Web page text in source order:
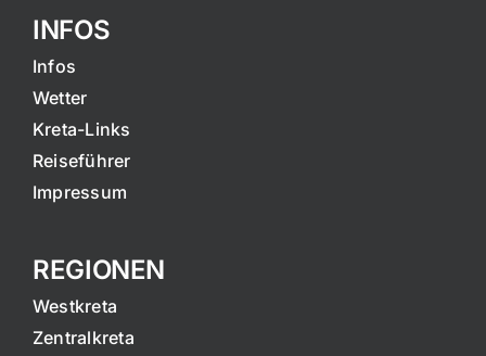
INFOS
Infos
Wetter
Kreta-Links
Reiseführer
Impressum
REGIONEN
Westkreta
Zentralkreta